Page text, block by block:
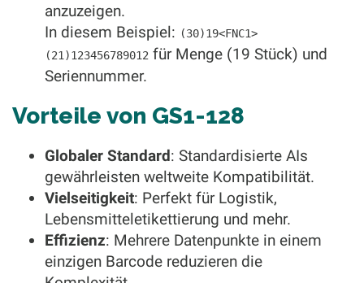
anzuzeigen.
In diesem Beispiel: (30)19<FNC1>
(21)123456789012 für Menge (19 Stück) und
Seriennummer.
Vorteile von GS1-128
Globaler Standard: Standardisierte AIs
gewährleisten weltweite Kompatibilität.
Vielseitigkeit: Perfekt für Logistik,
Lebensmitteletikettierung und mehr.
Effizienz: Mehrere Datenpunkte in einem
einzigen Barcode reduzieren die